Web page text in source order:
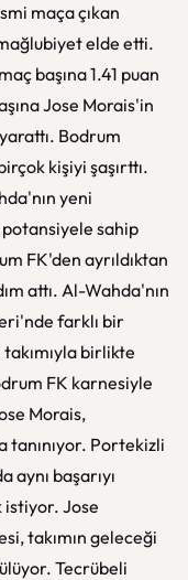
maça çıkan
elde etti.
başına 1.41 puan
Jose Morais'in
Bodrum
kişiyi şaşırttı.
yeni
potansiyele sahip
FK'den ayrıldıktan
attı. Al-Wahda'nın
farklı bir
birlikte
FK karnesiyle
Morais,
tanınıyor. Portekizli
aynı başarıyı
istiyor. Jose
takımın geleceği
Tecrübeli